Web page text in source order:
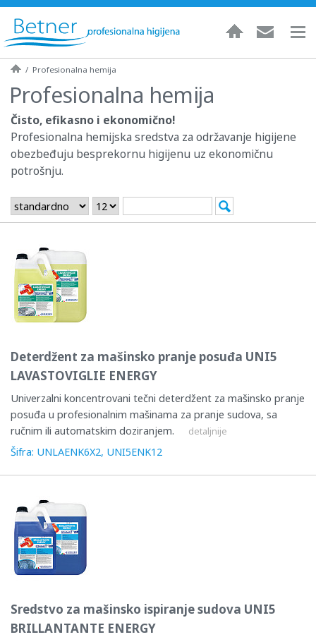
/ Profesionalna hemija
Profesionalna hemija
Čisto, efikasno i ekonomično!
Profesionalna hemijska sredstva za održavanje higijene
obezbeđuju besprekornu higijenu uz ekonomičnu
potrošnju.
Deterdžent za mašinsko pranje posuđa UNI5
LAVASTOVIGLIE ENERGY
Univerzalni koncentrovani tečni deterdžent za mašinsko pranje
posuđa u profesionalnim mašinama za pranje sudova, sa
ručnim ili automatskim doziranjem.
detaljnije
Šifra: UNLAENK6X2, UNI5ENK12
Sredstvo za mašinsko ispiranje sudova UNI5
BRILLANTANTE ENERGY